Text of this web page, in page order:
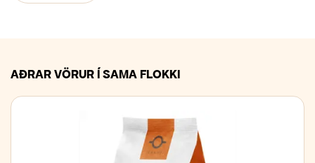
AÐRAR VÖRUR Í SAMA FLOKKI